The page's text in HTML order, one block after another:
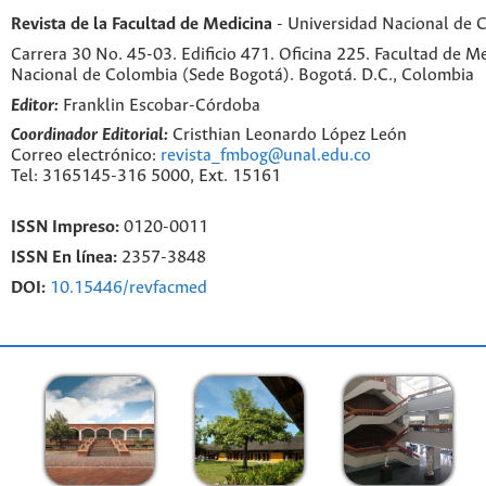
Revista de la Facultad de Medicina - Universidad Nacional de
Carrera 30 No. 45-03. Edificio 471. Oficina 225. Facultad de
Nacional de Colombia (Sede Bogotá). Bogotá. D.C., Colombia
Editor: Franklin Escobar-Córdoba
Coordinador Editorial: Cristhian Leonardo López León
Correo electrónico: revista_fmbog@unal.edu.co
Tel: 3165145-316 5000, Ext. 15161
ISSN Impreso: 0120-0011
ISSN En línea: 2357-3848
DOI: 10.15446/revfacmed